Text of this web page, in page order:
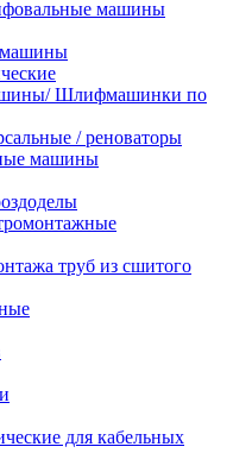
машины
машины
Шлифмашинки по
/ реноваторы
машины
труб из сшитого
для кабельных